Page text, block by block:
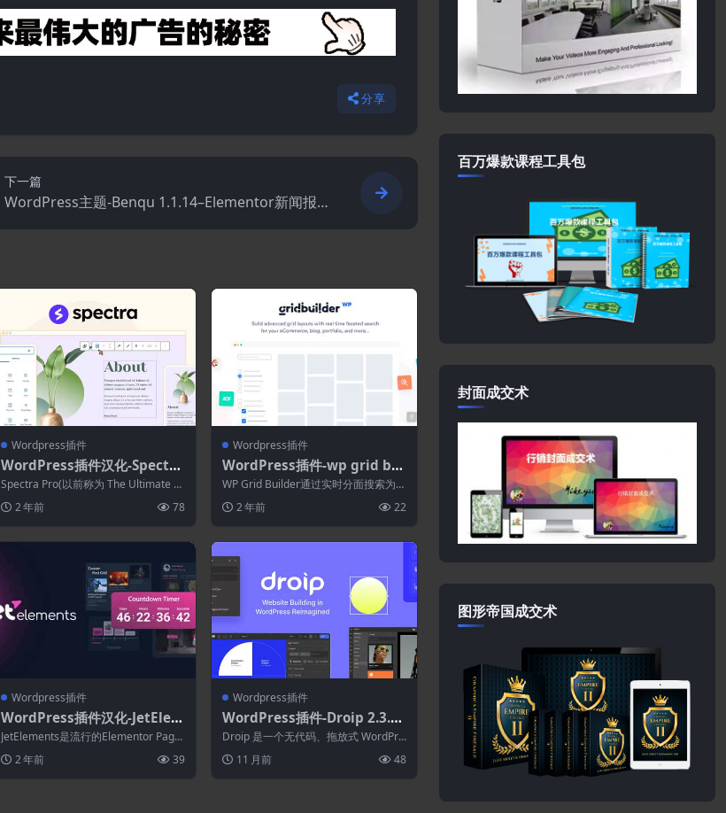
分享
下一篇
WordPress主题-Benqu 1.1.14–Elementor新闻报纸
杂志WordPress主题
Wordpress插件
WordPress插件汉化-Spectra
Pro 1.1.5–WordPress页面生
成器
Spectra Pro(以前称为 The Ultimate A
2 年前 78
Wordpress插件
WordPress插件-wp grid bui
lder pods 1.0.0[WP Grid Bui
lder拓展]
WP Grid Builder通过实时分面搜索为您
2 年前 22
Wordpress插件
WordPress插件汉化-JetElem
ents 2.6.17.1–Elementor页
面生成器的小部件插件
JetElements是流行的Elementor Page
2 年前 39
Wordpress插件
WordPress插件-Droip 2.3.10
–无代码WordPress网站构建
器
Droip 是一个无代码、拖放式 WordPre
11 月前 48
百万爆款课程工具包
封面成交术
图形帝国成交术